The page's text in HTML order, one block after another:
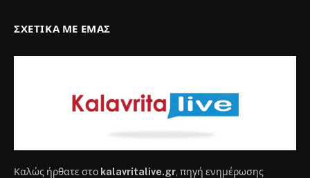
ΣΧΕΤΙΚΆ ΜΕ ΕΜΆΣ
Καλώς ήρθατε στο kalavritalive.gr , πηγή ενημέρωσης